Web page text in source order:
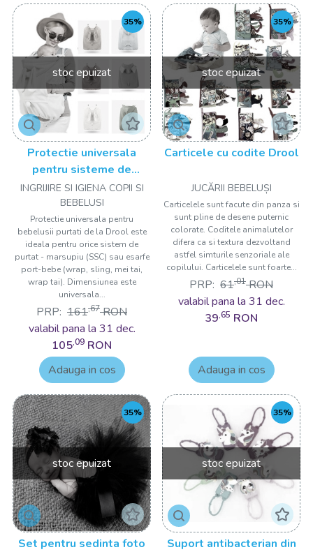
stoc epuizat
35%
Protectie universala
pentru sisteme de
purtare tip marsupiu
Drool
INGRIJIRE SI IGIENA COPII SI
BEBELUSI
Protectie universala pentru
bebelusii purtati de la Drool este
ideala pentru orice sistem de
purtat - marsupiu (SSC) sau esarfe
port-bebe (wrap, sling, mei tai,
wrap tai). Dimensiunea este
universala...
PRP: 161,67 RON
valabil pana la 31 dec.
105,09 RON
Adauga in cos
stoc epuizat
35%
Carticele cu codite Drool
JUCĂRII BEBELUȘI
Carticelele sunt facute din panza si
sunt pline de desene puternic
colorate. Coditele animalutelor
difera ca si textura dezvoltand
astfel simturile senzoriale ale
copilului. Carticelele sunt foarte...
PRP: 61,01 RON
valabil pana la 31 dec.
39,65 RON
Adauga in cos
stoc epuizat
35%
Set pentru sedinta foto
stoc epuizat
35%
Suport antibacterian din